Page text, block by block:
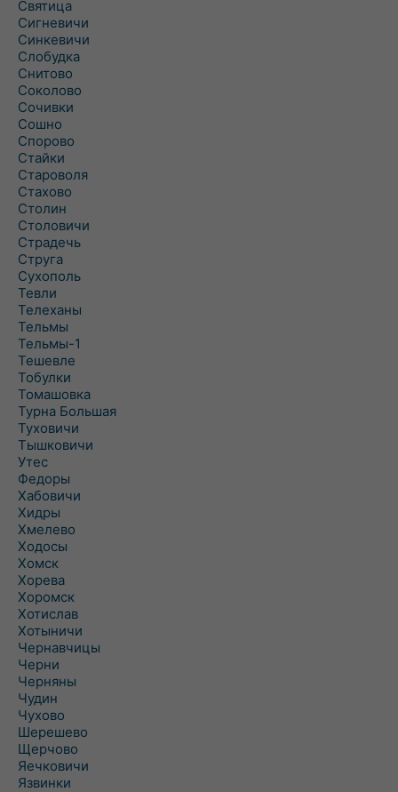
Святица
Сигневичи
Синкевичи
Слобудка
Снитово
Соколово
Сочивки
Сошно
Спорово
Стайки
Староволя
Стахово
Столин
Столовичи
Страдечь
Струга
Сухополь
Тевли
Телеханы
Тельмы
Тельмы-1
Тешевле
Тобулки
Томашовка
Турна Большая
Туховичи
Тышковичи
Утес
Федоры
Хабовичи
Хидры
Хмелево
Ходосы
Хомск
Хорева
Хоромск
Хотислав
Хотыничи
Чернавчицы
Черни
Черняны
Чудин
Чухово
Шерешево
Щерчово
Яечковичи
Язвинки